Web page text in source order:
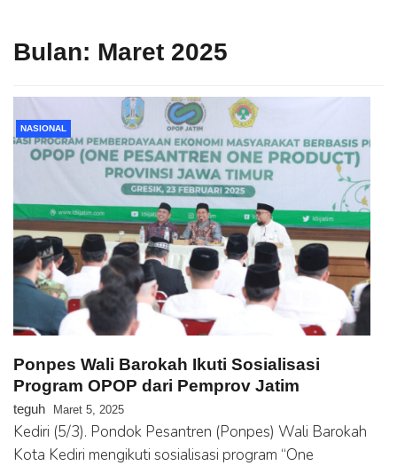
Bulan: Maret 2025
NASIONAL
Ponpes Wali Barokah Ikuti Sosialisasi
Program OPOP dari Pemprov Jatim
teguh Maret 5, 2025
Kediri (5/3). Pondok Pesantren (Ponpes) Wali Barokah
Kota Kediri mengikuti sosialisasi program “One